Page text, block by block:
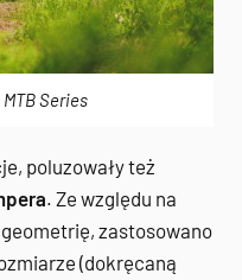
Series
poluzowały też
. Ze względu na
zastosowano
(dokręcaną